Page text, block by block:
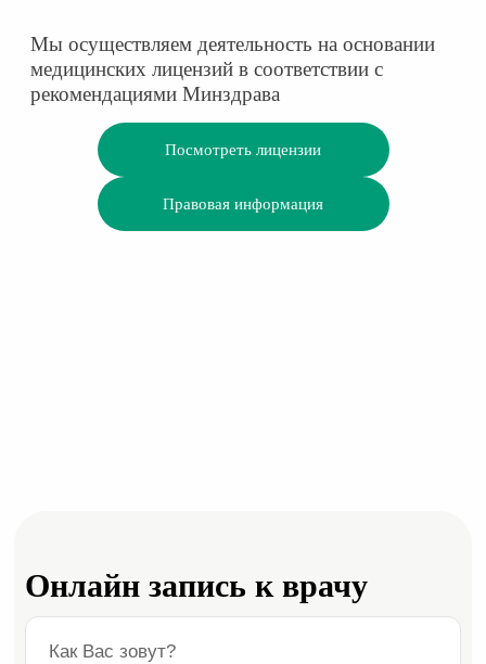
Мы осуществляем деятельность на основании
медицинских лицензий в соответствии с
рекомендациями Минздрава
Посмотреть лицензии
Правовая информация
Онлайн запись к врачу